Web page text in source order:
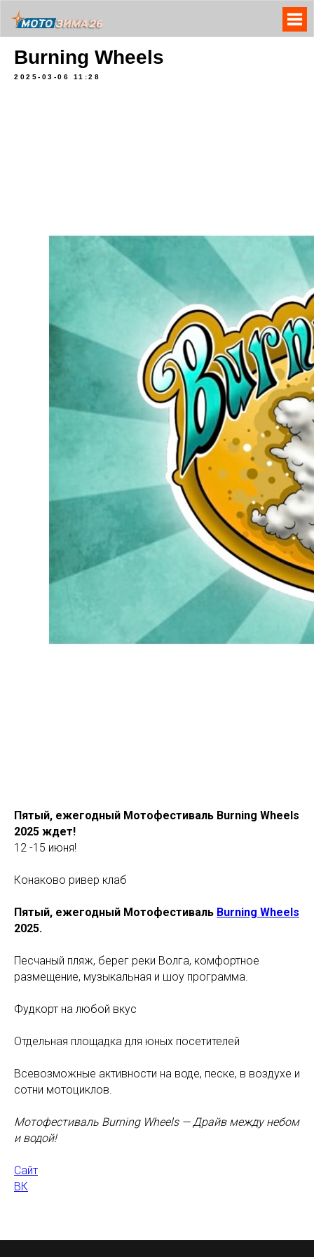
Burning Wheels
2025-03-06 11:28
Пятый, ежегодный Мотофестиваль Burning Wheels
2025 ждет!
12 -15 июня!
Конаково ривер клаб
Пятый, ежегодный Мотофестиваль Burning Wheels
2025.
Песчаный пляж, берег реки Волга, комфортное
размещение, музыкальная и шоу программа.
Фудкорт на любой вкус
Отдельная площадка для юных посетителей
Всевозможные активности на воде, песке, в воздухе и
сотни мотоциклов.
Мотофестиваль Burning Wheels — Драйв между небом
и водой!
Сайт
ВК